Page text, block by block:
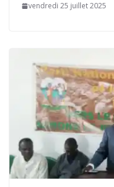
vendredi 25 juillet 2025